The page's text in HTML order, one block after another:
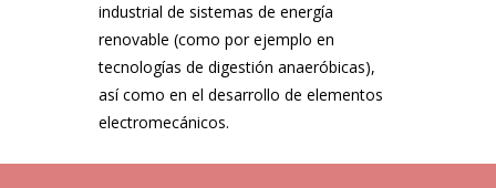
industrial de sistemas de energía
renovable (como por ejemplo en
tecnologías de digestión anaeróbicas),
así como en el desarrollo de elementos
electromecánicos.